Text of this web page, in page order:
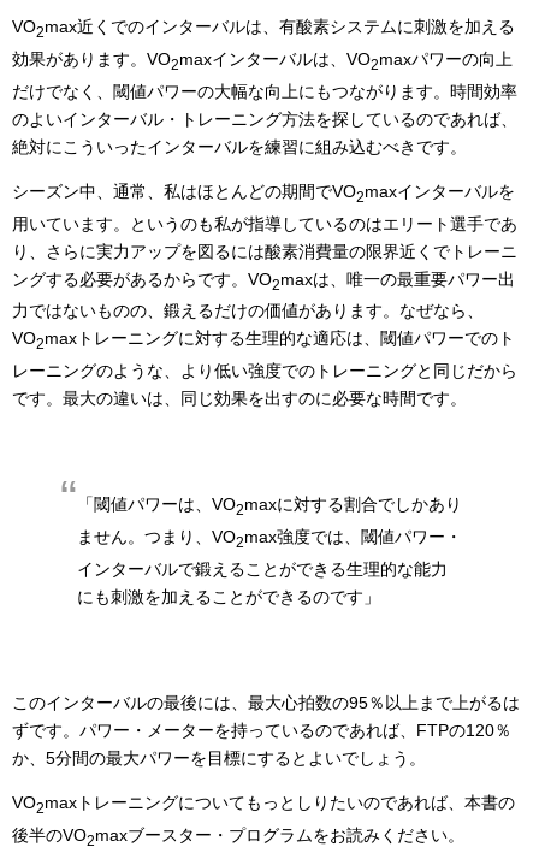
VO2max近くでのインターバルは、有酸素システムに刺激を加える
効果があります。VO2maxインターバルは、VO2maxパワーの向上
だけでなく、閾値パワーの大幅な向上にもつながります。時間効率
のよいインターバル・トレーニング方法を探しているのであれば、
絶対にこういったインターバルを練習に組み込むべきです。
シーズン中、通常、私はほとんどの期間でVO2maxインターバルを
用いています。というのも私が指導しているのはエリート選手であ
り、さらに実力アップを図るには酸素消費量の限界近くでトレーニ
ングする必要があるからです。VO2maxは、唯一の最重要パワー出
力ではないものの、鍛えるだけの価値があります。なぜなら、
VO2maxトレーニングに対する生理的な適応は、閾値パワーでのト
レーニングのような、より低い強度でのトレーニングと同じだから
です。最大の違いは、同じ効果を出すのに必要な時間です。
「閾値パワーは、VO2maxに対する割合でしかあり
ません。つまり、VO2max強度では、閾値パワー・
インターバルで鍛えることができる生理的な能力
にも刺激を加えることができるのです」
このインターバルの最後には、最大心拍数の95％以上まで上がるは
ずです。パワー・メーターを持っているのであれば、FTPの120％
か、5分間の最大パワーを目標にするとよいでしょう。
VO2maxトレーニングについてもっとしりたいのであれば、本書の
後半のVO2maxブースター・プログラムをお読みください。